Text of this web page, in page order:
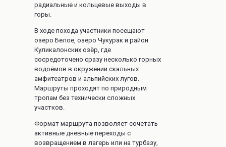
радиальные и кольцевые выходы в
горы.
В ходе похода участники посещают
озеро Белое, озеро Чукурак и район
Куликалонских озёр, где
сосредоточено сразу несколько горных
водоёмов в окружении скальных
амфитеатров и альпийских лугов.
Маршруты проходят по природным
тропам без технически сложных
участков.
Формат маршрута позволяет сочетать
активные дневные переходы с
возвращением в лагерь или на турбазу,